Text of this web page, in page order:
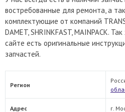
востребованные для ремонта, а
комплектующие от компаний
DAMET, SHRINKFAST, MAINPACK.
сайте есть оригинальные
запчастей.
Регион
Адрес г.